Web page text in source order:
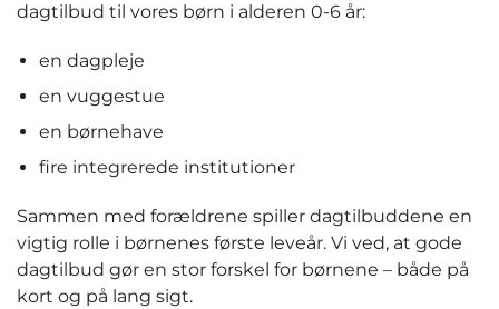
dagtilbud til vores børn i alderen 0-6 år:
en dagpleje
en vuggestue
en børnehave
fire integrerede institutioner
Sammen med forældrene spiller dagtilbuddene en
vigtig rolle i børnenes første leveår. Vi ved, at gode
dagtilbud gør en stor forskel for børnene – både på
kort og på lang sigt.